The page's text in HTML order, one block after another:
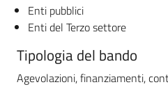
Enti pubblici
Enti del Terzo settore
Tipologia del bando
Agevolazioni, finanziamenti,